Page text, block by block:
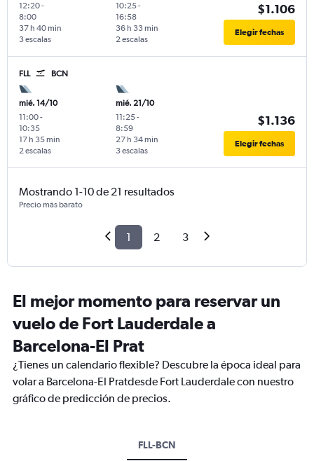
12:20-
8:00
3 escalas
37 h 40 min
10:25-
16:58
2 escalas
36 h 33 min
$1.106
Elegir fechas
FLL BCN
mié. 14/10
11:00-
10:35
2 escalas
17 h 35 min
mié. 21/10
11:25-
8:59
3 escalas
27 h 34 min
$1.136
Elegir fechas
Mostrando 1-10 de 21 resultados
Precio más barato
1 2 3
El mejor momento para reservar un
vuelo de Fort Lauderdale a
Barcelona-El Prat
¿Tienes un calendario flexible? Descubre la época ideal para
volar a Barcelona-El Pratdesde Fort Lauderdale con nuestro
gráfico de predicción de precios.
FLL-BCN